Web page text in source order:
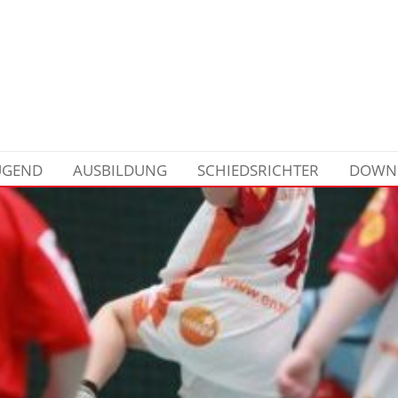
AUSBILDUNG SCHIEDSRICHTER